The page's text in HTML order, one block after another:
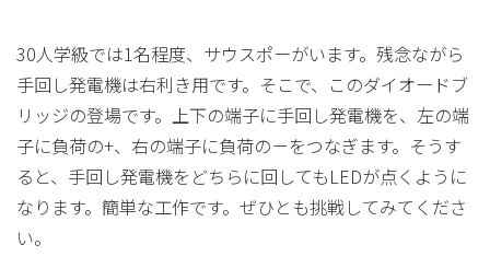
30人学級では1名程度、サウスポーがいます。残念ながら
手回し発電機は右利き用です。そこで、このダイオードブ
リッジの登場です。上下の端子に手回し発電機を、左の端
子に負荷の+、右の端子に負荷の－をつなぎます。そうす
ると、手回し発電機をどちらに回してもLEDが点くように
なります。簡単な工作です。ぜひとも挑戦してみてくださ
い。